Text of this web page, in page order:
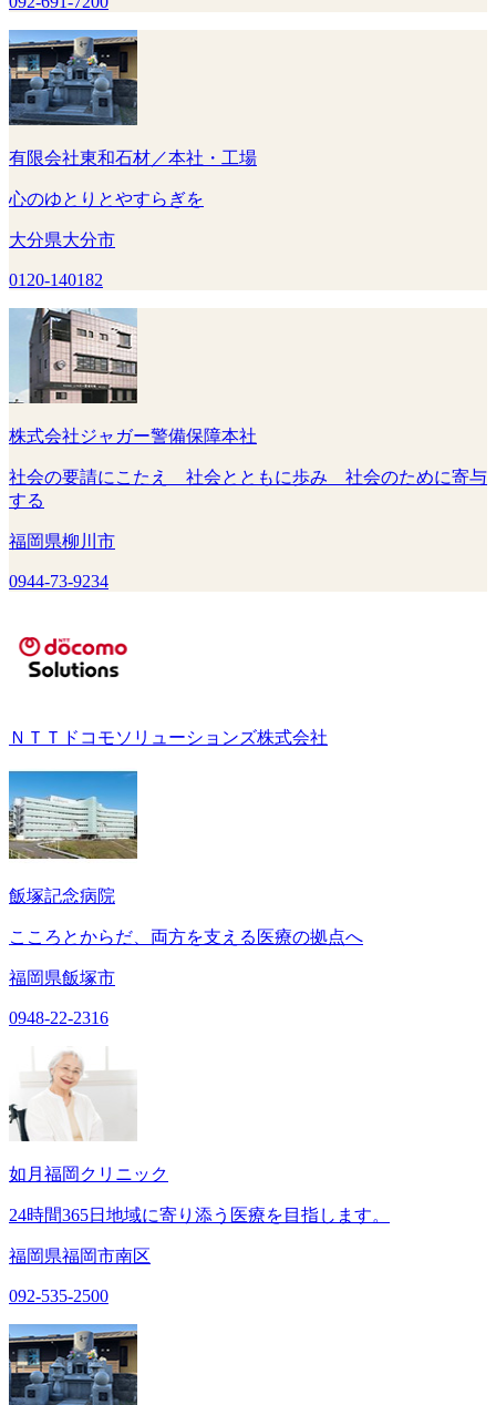
有限会社東和石材／本社・工場
心のゆとりとやすらぎを
大分県大分市
0120-140182
株式会社ジャガー警備保障本社
社会の要請にこたえ 社会とともに歩み 社会のために寄与
する
福岡県柳川市
0944-73-9234
ＮＴＴドコモソリューションズ株式会社
飯塚記念病院
こころとからだ、両方を支える医療の拠点へ
福岡県飯塚市
0948-22-2316
如月福岡クリニック
24時間365日地域に寄り添う医療を目指します。
福岡県福岡市南区
092-535-2500